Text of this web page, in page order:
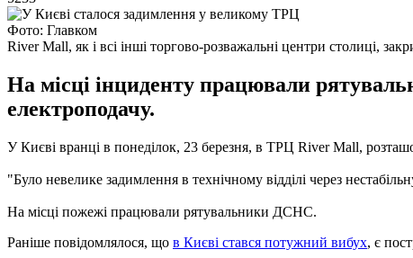
Фото: Главком
River Mall, як і всі інші торгово-розважальні центри столиці,
На місці інциденту працювали
електроподачу.
У Києві вранці в понеділок, 23 березня, в ТРЦ River Mall,
"Було невелике задимлення в технічному відділі через
На місці пожежі працювали рятувальники ДСНС.
Раніше повідомлялося, що в Києві стався потужний вибух, є